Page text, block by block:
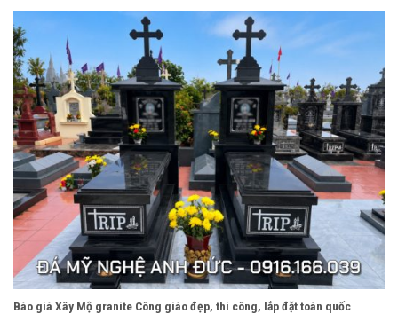
Báo giá Xây Mộ granite Công giáo đẹp, thi công, lắp đặt toàn quốc